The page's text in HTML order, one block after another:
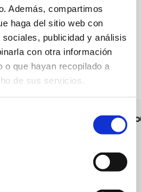
Además, compartimos
haga del sitio web con
publicidad y análisis
con otra información
o que hayan recopilado a
de sus servicios.
Coll de